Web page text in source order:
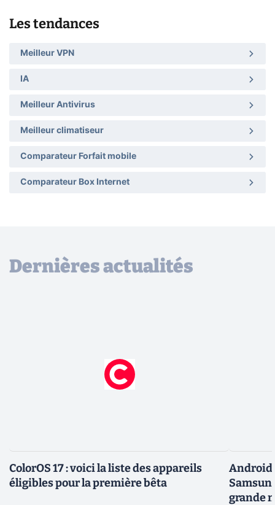
Les tendances
Meilleur VPN
IA
Meilleur Antivirus
Meilleur climatiseur
Comparateur Forfait mobile
Comparateur Box Internet
Dernières actualités
ColorOS 17 : voici la liste des appareils
éligibles pour la première bêta
Android
grande